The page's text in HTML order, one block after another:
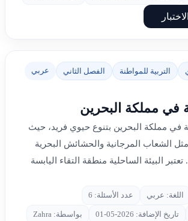
التربية للمواطنة الفصل الثاني عربي
في مملكة البحرين
في مملكة البحرين بتنوع حيوي فريد، حيث
الشعاب المرجانية والحشائش البحرية
تعتبر البيئة الساحلية منطقة التقاء اليابسة
اللغة: عربي عدد الأسئلة: 6
تاريخ الإضافة: 2026-05-01 بواسطة: Zahra